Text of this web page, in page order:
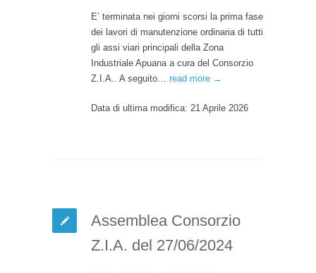
E’ terminata nei giorni scorsi la prima fase
dei lavori di manutenzione ordinaria di tutti
gli assi viari principali della Zona
Industriale Apuana a cura del Consorzio
Z.I.A.. A seguito… read more →
Data di ultima modifica: 21 Aprile 2026
Assemblea Consorzio
Z.I.A. del 27/06/2024